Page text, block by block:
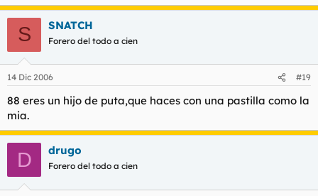
S SNATCH
Forero del todo a cien
14 Dic 2006 #19
88 eres un hijo de puta,que haces con una pastilla como la
mia.
D drugo
Forero del todo a cien